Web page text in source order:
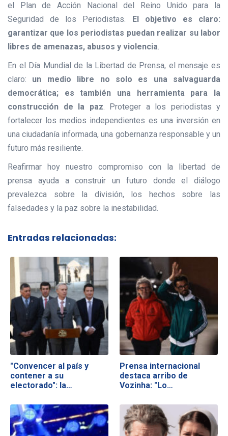
el Plan de Acción Nacional del Reino Unido para la
Seguridad de los Periodistas. El objetivo es claro:
garantizar que los periodistas puedan realizar su labor
libres de amenazas, abusos y violencia.
En el Día Mundial de la Libertad de Prensa, el mensaje es
claro: un medio libre no solo es una salvaguarda
democrática; es también una herramienta para la
construcción de la paz. Proteger a los periodistas y
fortalecer los medios independientes es una inversión en
una ciudadanía informada, una gobernanza responsable y un
futuro más resiliente.
Reafirmar hoy nuestro compromiso con la libertad de
prensa ayuda a construir un futuro donde el diálogo
prevalezca sobre la división, los hechos sobre las
falsedades y la paz sobre la inestabilidad.
Entradas relacionadas:
"Convencer al país y
contener a su
electorado": la…
Prensa internacional
destaca arribo de
Vozinha: "Lo…